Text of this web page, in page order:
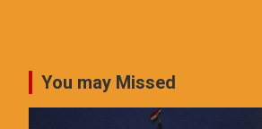
You may Missed